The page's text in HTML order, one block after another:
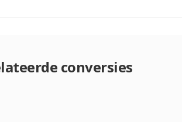
conversies